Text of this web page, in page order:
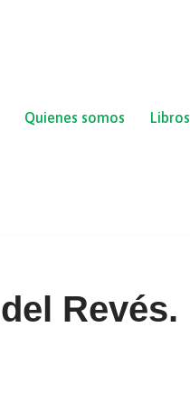
Quienes somos
Libros
Revés.